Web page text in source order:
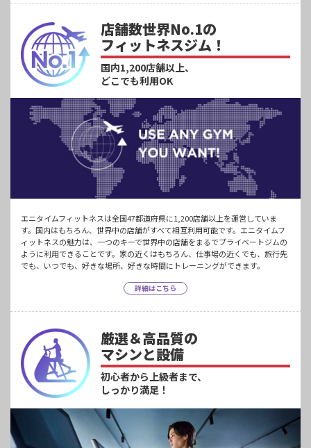
店舗数世界No.1の
フィットネスジム！
国内1,200店舗以上、
どこでも利用OK
エニタイムフィットネスは全国47都道府県に1,200店舗以上を運営していま
す。国内はもちろん、世界中の店舗がすべて相互利用可能です。エニタイムフ
ィットネスの魅力は、一つのキーで世界中の店舗をまるでプライベートジムの
ように利用できることです。家の近くはもちろん、仕事場の近くでも、旅行先
でも、いつでも、好きな場所、好きな時間にトレーニングができます。
詳細はこちら
厳選＆高品質の
マシンと設備
初心者から上級者まで、
しっかり満足！